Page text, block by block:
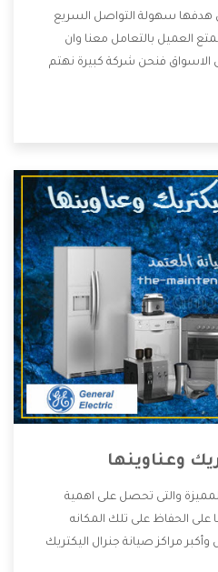
هدفها سهولة التواصل السريع
العميل بالتعامل معنا وان
الاسواق فنحن شركة كبيرة نهتم
الصيانة التى تكون من أهم
مناسبة لكثير من العملاء
وعناوينها
والتى تحصل على اهمية
على الحفاظ على تلك المكانه
مراكز صيانة جنرال اليكتريك